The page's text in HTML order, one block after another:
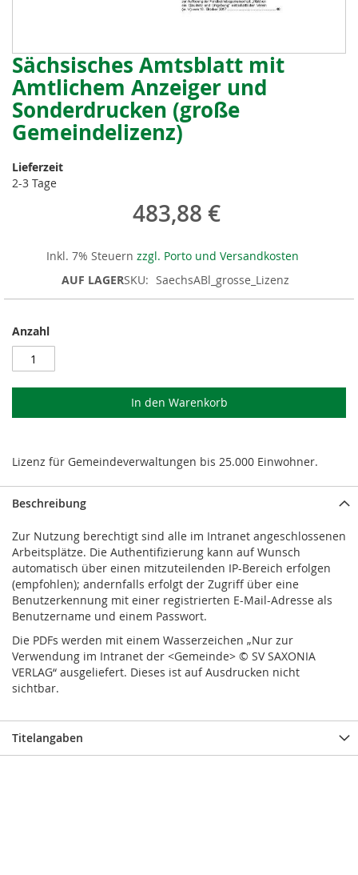
Sächsisches Amtsblatt mit
Amtlichem Anzeiger und
Sonderdrucken (große
Gemeindelizenz)
Lieferzeit
2-3 Tage
483,88 €
Inkl. 7% Steuern zzgl. Porto und Versandkosten
AUF LAGERSKU SaechsABl_grosse_Lizenz
Anzahl
In den Warenkorb
Lizenz für Gemeindeverwaltungen bis 25.000 Einwohner.
Zum
Anfang
der
Bildergalerie
springen
Beschreibung
Zur Nutzung berechtigt sind alle im Intranet angeschlossenen
Arbeitsplätze. Die Authentifizierung kann auf Wunsch
automatisch über einen mitzuteilenden IP-Bereich erfolgen
(empfohlen); andernfalls erfolgt der Zugriff über eine
Benutzerkennung mit einer registrierten E-Mail-Adresse als
Benutzername und einem Passwort.
Die PDFs werden mit einem Wasserzeichen „Nur zur
Verwendung im Intranet der <Gemeinde> © SV SAXONIA
VERLAG“ ausgeliefert. Dieses ist auf Ausdrucken nicht
sichtbar.
Titelangaben